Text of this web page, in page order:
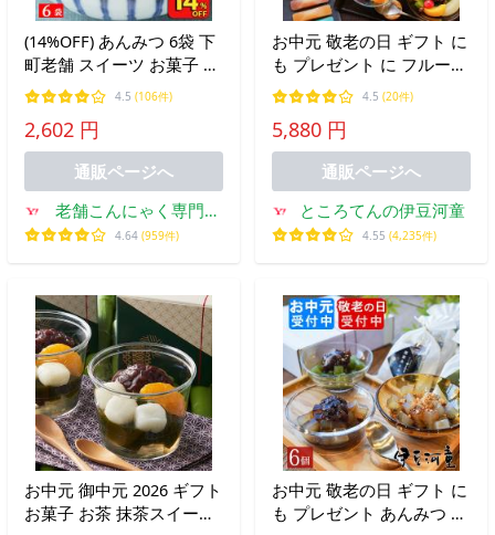
(14%OFF) あんみつ 6袋 下
町老舗 スイーツ お菓子 和
菓子 2025 低カロリー 送料
無料 糖質制限 おやつ 低糖
質 ポイント消化 ポイント
利用 食品 爆買 母の日
4.5 (106件)
2,602 円
通販ページへ
老舗こんにゃく専門店
上原本店
4.64 (959件)
お中元 敬老の日 ギフト に
も プレゼント に フルーツ
あんみつ 4個 春吉富士セ
ット 送料無料 富士山羊羹
帰省土産 にも
4.5 (20件)
5,880 円
通販ページへ
ところてんの伊豆河童
4.55 (4,235件)
お中元 御中元 2026 ギフト
お菓子 お茶 抹茶スイーツ
お中元 敬老の日 ギフト に
も プレゼント あんみつ 6